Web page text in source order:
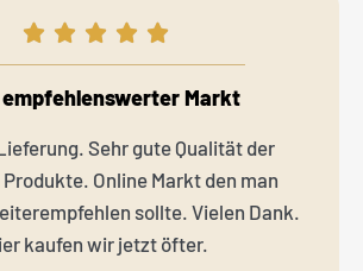
Markt
Sehr gute Qualität der
Online Markt den man
sollte. Vielen Dank.
kaufen wir jetzt öfter.